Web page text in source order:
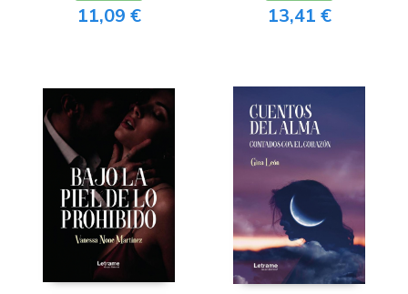
11,09 € 13,41 €